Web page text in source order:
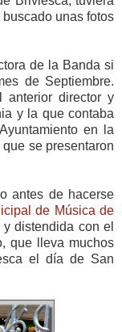
unas fotos
de la Banda si
de Septiembre.
anterior director y
y la que contaba
en la
se presentaron
antes de hacerse
de Música de
distendida con el
que lleva muchos
el día de San